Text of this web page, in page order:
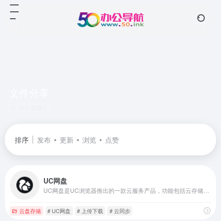
排序 发布 更新 浏览 点赞
UC网盘
云盘存储 # UC网盘 # 上传下载 # 云同步